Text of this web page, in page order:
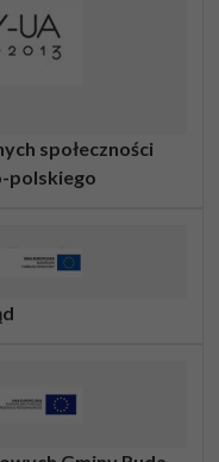
społeczności
polskiego